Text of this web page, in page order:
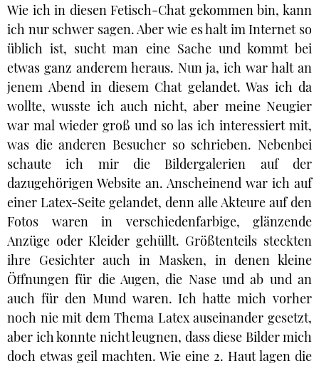
Wie ich in diesen Fetisch-Chat gekommen bin, kann
ich nur schwer sagen. Aber wie es halt im Internet so
üblich ist, sucht man eine Sache und kommt bei
etwas ganz anderem heraus. Nun ja, ich war halt an
jenem Abend in diesem Chat gelandet. Was ich da
wollte, wusste ich auch nicht, aber meine Neugier
war mal wieder groß und so las ich interessiert mit,
was die anderen Besucher so schrieben. Nebenbei
schaute ich mir die Bildergalerien auf der
dazugehörigen Website an. Anscheinend war ich auf
einer Latex-Seite gelandet, denn alle Akteure auf den
Fotos waren in verschiedenfarbige, glänzende
Anzüge oder Kleider gehüllt. Größtenteils steckten
ihre Gesichter auch in Masken, in denen kleine
Öffnungen für die Augen, die Nase und ab und an
auch für den Mund waren. Ich hatte mich vorher
noch nie mit dem Thema Latex auseinander gesetzt,
aber ich konnte nicht leugnen, dass diese Bilder mich
doch etwas geil machten. Wie eine 2. Haut lagen die